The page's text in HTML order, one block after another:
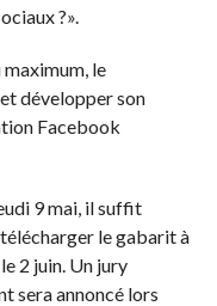
?».
maximum, le
développer son
Facebook
9 mai, il suffit
le gabarit à
2 juin. Un jury
sera annoncé lors